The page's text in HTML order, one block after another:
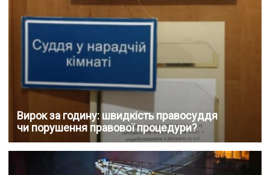
Вирок за годину: швидкість правосуддя
чи порушення правової процедури?